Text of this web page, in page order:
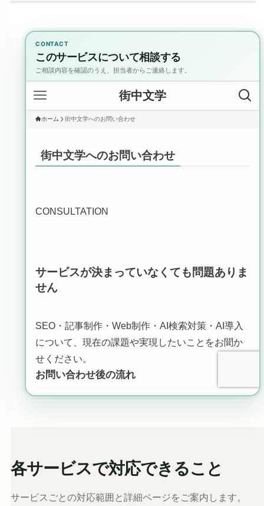
CONTACT
このサービスについて相談する
ご相談内容を確認のうえ、担当者からご連絡します。
各サービスで対応できること
サービスごとの対応範囲と詳細ページをご案内します。